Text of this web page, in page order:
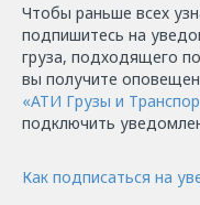
Чтобы раньше всех
подпишитесь на
груза, подходящего
вы получите
«АТИ Грузы и
подключить
Как подписаться на